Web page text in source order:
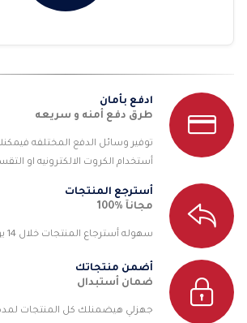
ادفع بأمان
طرق دفع أمنه و سريعه
توفير وسائل الدفع المختلفه
أستخدام الكروت الالكترونيه او
أسترجع المنتجات
مجانآ %100
سهوله أسترجاع المنتجات خلال 14 يوم من استلام الطلب
أضمن منتجاتك
ضمان أستبدال
جهزلي هيضمنلك كل المنتجات